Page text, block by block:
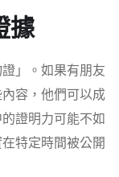
據
」。如果有朋友
容，他們可以成
證明力可能不如
特定時間被公開